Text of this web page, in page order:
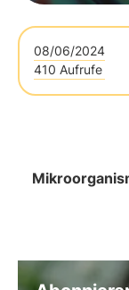
08/06/2024
410 Aufrufe